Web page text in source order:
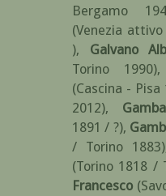
Bergamo
(Venezia
), Galvano
Torino 1990)
(Cascina -
2012),
1891 / ?),
/ Torino 1883)
(Torino 1818 /
Francesco